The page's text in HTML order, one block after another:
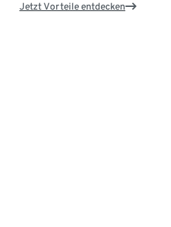
Jetzt Vorteile entdecken